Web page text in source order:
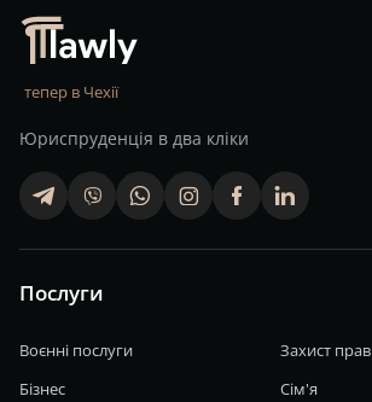
тепер в Чехії
Юриспруденція в два кліки
telegram viber whatsapp finstagram facebook linkedin
Послуги
Воєнні послуги
Захист прав
Бізнес
Сім'я